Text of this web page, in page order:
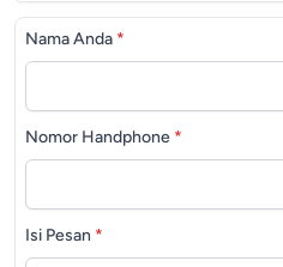
Nama Anda *
Nomor Handphone *
Isi Pesan *